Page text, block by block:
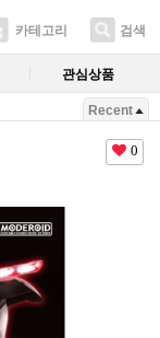
카테고리 검색
관심상품
Recent
0